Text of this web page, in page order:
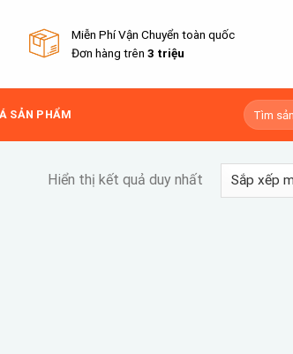
Miễn Phí Vận Chuyển toàn quốc
Đơn hàng trên 3 triệu
SẢN PHẨM
Tìm
kiếm:
Hiển thị kết quả duy nhất